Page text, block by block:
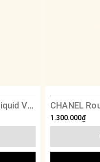
CHANEL Rouge Allure Liquid Velvet - 232 Renversante
1.300.000₫